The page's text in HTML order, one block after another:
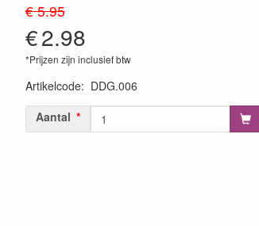
€ 5.95
€2.98
*Prijzen zijn inclusief btw
Artikelcode: DDG.006
Aantal